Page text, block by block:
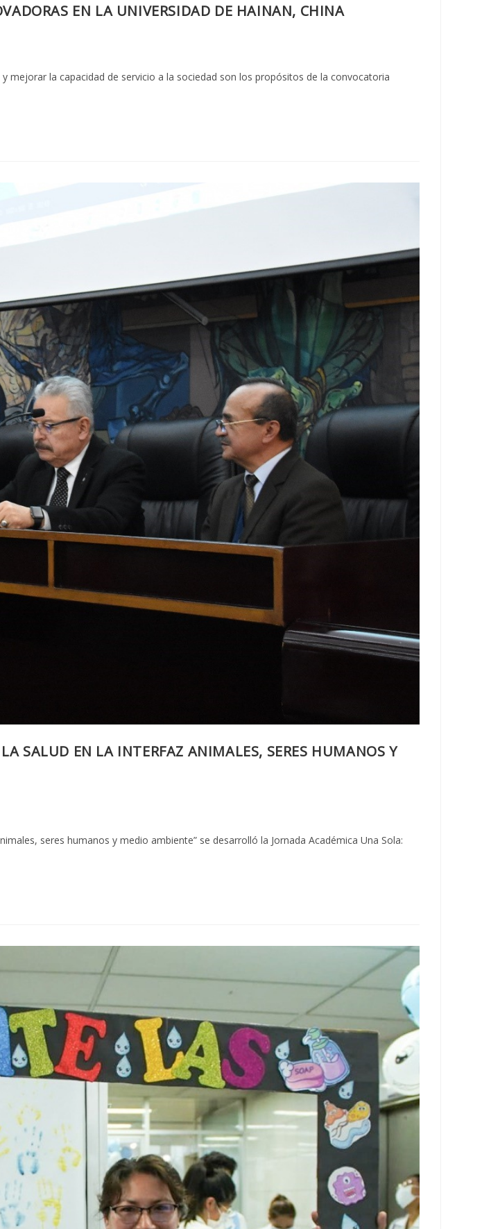
EN LA UNIVERSIDAD DE HAINAN, CHINA
mejorar la capacidad de servicio a la sociedad son los propósitos de la convocatoria
SALUD EN LA INTERFAZ ANIMALES, SERES HUMANOS Y
seres humanos y medio ambiente” se desarrolló la Jornada Académica Una Sola: